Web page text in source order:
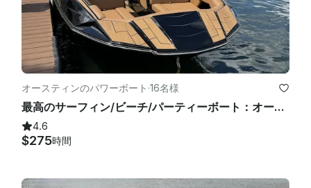
ん。それに応じて計画してください。
気象政策：大雨や落雷により中止になる場合がありますが、その
可能性を示す天気予報ではありません。小雨の中でのツーリング
も可能です。小雨による散乱によるキャンセルは考慮されませ
変わるため、チャーター開始時刻から12時間以内の予報のみをキ
ャンセルの検討対象として受け付けます。キャンセルが決定した
場合は料金は発生しません。
オースティンのパワーボート ·16名様
最高のサーフィン/ビーチ/パーティーボート：オースティン湖の26フィートムーンバタイコン
4.6
$275時間